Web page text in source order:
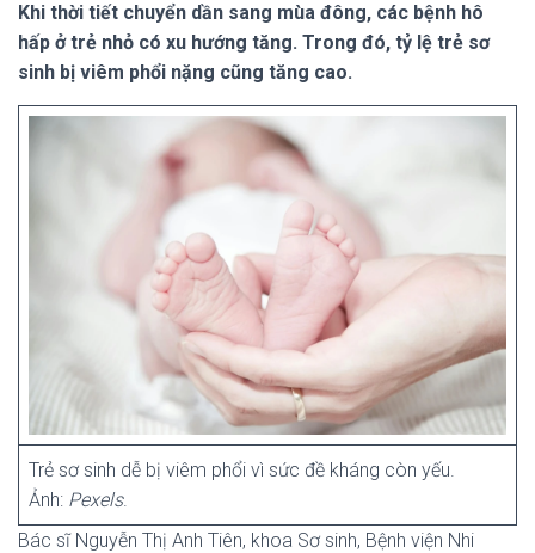
N
Khi thời tiết chuyển dần sang mùa đông, các bệnh hô
hấp ở trẻ nhỏ có xu hướng tăng. Trong đó, tỷ lệ trẻ sơ
sinh bị viêm phổi nặng cũng tăng cao.
Trẻ sơ sinh dễ bị viêm phổi vì sức đề kháng còn yếu.
Ảnh: Pexels.
Bác sĩ Nguyễn Thị Anh Tiên, khoa Sơ sinh, Bệnh viện Nhi